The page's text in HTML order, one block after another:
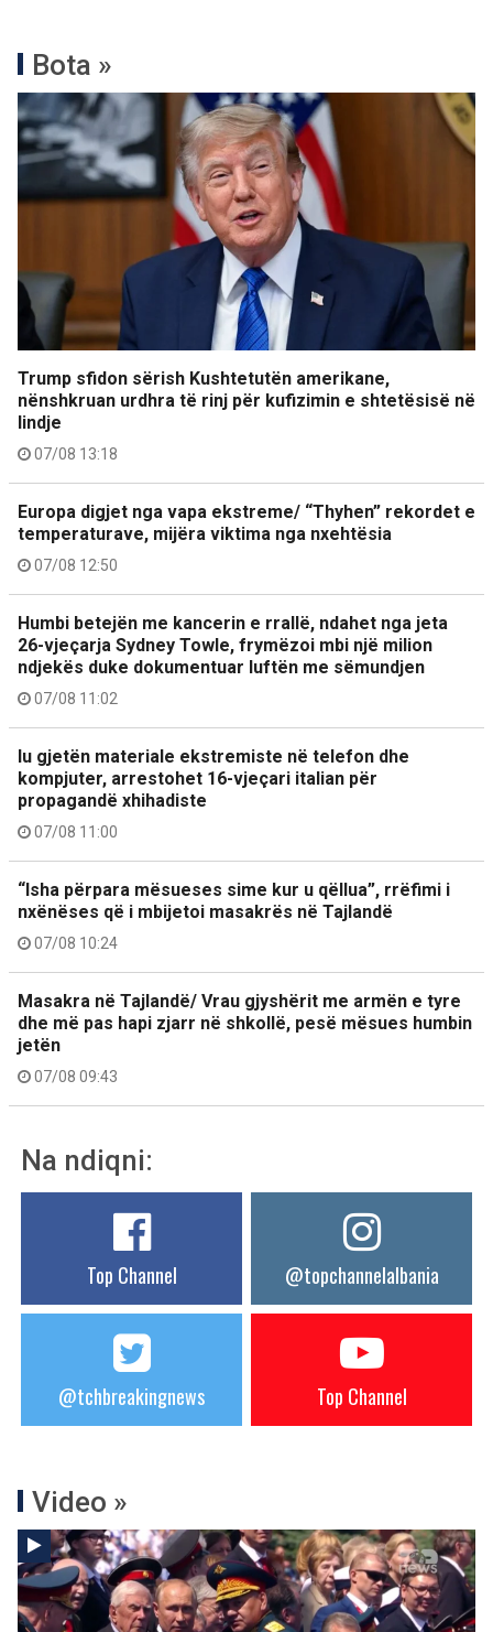
Bota »
Trump sfidon sërish Kushtetutën amerikane,
nënshkruan urdhra të rinj për kufizimin e shtetësisë në
lindje
07/08 13:18
Europa digjet nga vapa ekstreme/ “Thyhen” rekordet e
temperaturave, mijëra viktima nga nxehtësia
07/08 12:50
Humbi betejën me kancerin e rrallë, ndahet nga jeta
26-vjeçarja Sydney Towle, frymëzoi mbi një milion
ndjekës duke dokumentuar luftën me sëmundjen
07/08 11:02
Iu gjetën materiale ekstremiste në telefon dhe
kompjuter, arrestohet 16-vjeçari italian për
propagandë xhihadiste
07/08 11:00
“Isha përpara mësueses sime kur u qëllua”, rrëfimi i
nxënëses që i mbijetoi masakrës në Tajlandë
07/08 10:24
Masakra në Tajlandë/ Vrau gjyshërit me armën e tyre
dhe më pas hapi zjarr në shkollë, pesë mësues humbin
jetën
07/08 09:43
Na ndiqni:
Top Channel @topchannelalbania
@tchbreakingnews Top Channel
Video »